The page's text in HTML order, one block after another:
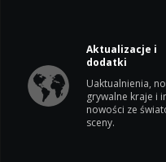
Aktualizacje i
dodatki
Uaktualnienia,
grywalne kraje i
nowości ze
sceny.